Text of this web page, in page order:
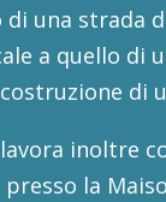
di una strada
a quello di
costruzione di
inoltre
la